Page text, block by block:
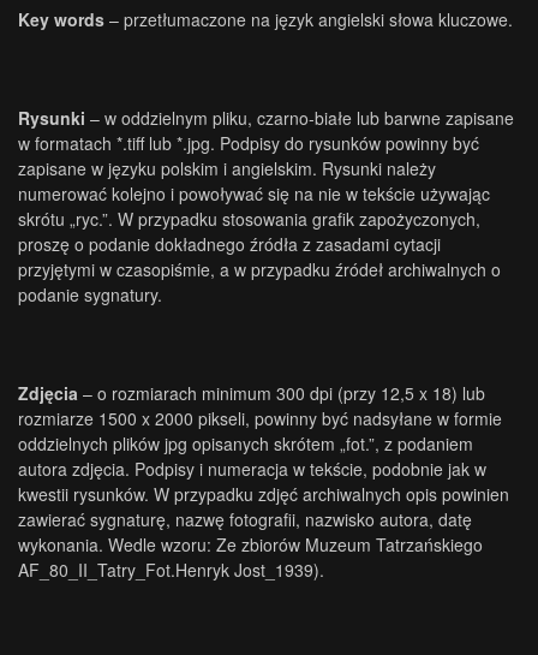
Key words – przetłumaczone na język angielski słowa kluczowe.
Rysunki – w oddzielnym pliku, czarno-białe lub barwne zapisane
w formatach *.tiff lub *.jpg. Podpisy do rysunków powinny być
zapisane w języku polskim i angielskim. Rysunki należy
numerować kolejno i powoływać się na nie w tekście używając
skrótu „ryc.”. W przypadku stosowania grafik zapożyczonych,
proszę o podanie dokładnego źródła z zasadami cytacji
przyjętymi w czasopiśmie, a w przypadku źródeł archiwalnych o
podanie sygnatury.
Zdjęcia – o rozmiarach minimum 300 dpi (przy 12,5 x 18) lub
rozmiarze 1500 x 2000 pikseli, powinny być nadsyłane w formie
oddzielnych plików jpg opisanych skrótem „fot.”, z podaniem
autora zdjęcia. Podpisy i numeracja w tekście, podobnie jak w
kwestii rysunków. W przypadku zdjęć archiwalnych opis powinien
zawierać sygnaturę, nazwę fotografii, nazwisko autora, datę
wykonania. Wedle wzoru: Ze zbiorów Muzeum Tatrzańskiego
AF_80_II_Tatry_Fot.Henryk Jost_1939).